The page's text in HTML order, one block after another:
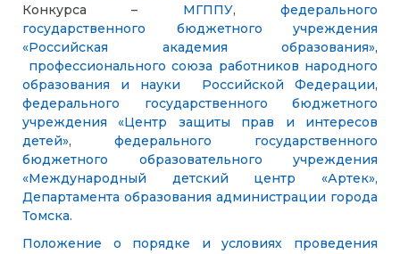
Конкурса – МГППУ,федерального
государственного бюджетного учреждения
«Российская академия образования»,
профессионального союза работников народного
образования и науки Российской Федерации,
федерального государственного бюджетного
учреждения «Центр защиты прав и интересов
детей», федерального государственного
бюджетного образовательного учреждения
«Международный детский центр «Артек»,
Департамента образования администрации города
Томска.
Положение о порядке и условиях проведения